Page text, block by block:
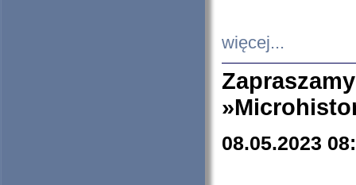
więcej...
08.05.2023